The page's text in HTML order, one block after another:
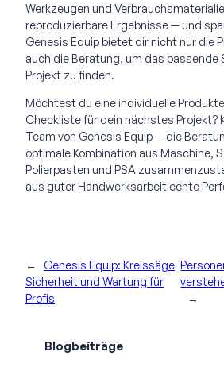
Werkzeugen und
reproduzierbare Ergebnisse — und
Genesis Equip bietet dir nicht nur die
auch die Beratung, um das passende
Projekt zu finden.
Möchtest du eine individuelle
Checkliste für dein nächstes Projekt?
Team von Genesis Equip — die
optimale Kombination aus Maschine,
Polierpasten und PSA
aus guter Handwerksarbeit echte
←
Genesis Equip: Kreissäge
Sicherheit und Wartung für
Profis
→
Blogbeiträge